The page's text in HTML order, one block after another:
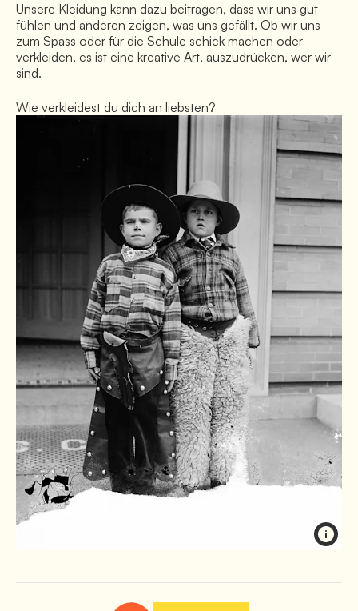
Unsere Kleidung kann dazu beitragen, dass wir uns gut
fühlen und anderen zeigen, was uns gefällt. Ob wir uns
zum Spass oder für die Schule schick machen oder
verkleiden, es ist eine kreative Art, auszudrücken, wer wir
sind.
Wie verkleidest du dich an liebsten?